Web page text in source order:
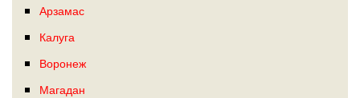
Арзамас
Калуга
Воронеж
Магадан